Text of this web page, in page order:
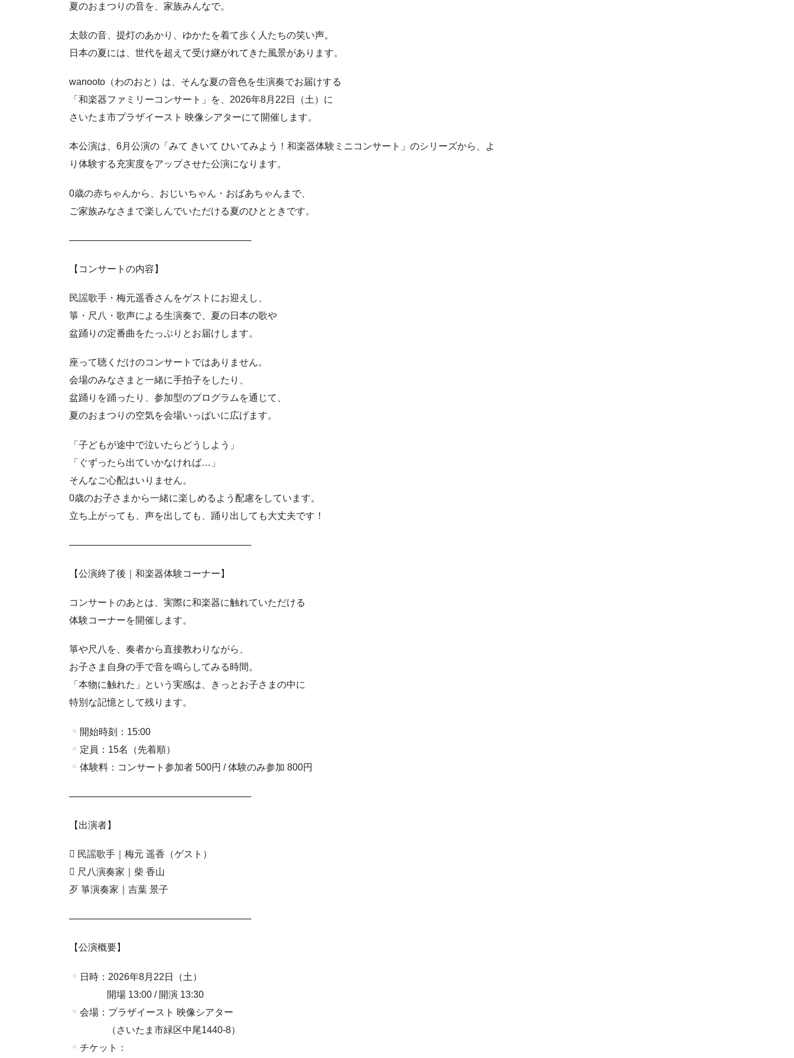
夏のおまつりの音を、家族みんなで。
太鼓の音、提灯のあかり、ゆかたを着て歩く人たちの笑い声。
日本の夏には、世代を超えて受け継がれてきた風景があります。
wanooto（わのおと）は、そんな夏の音色を生演奏でお届けする
「和楽器ファミリーコンサート」を、2026年8月22日（土）に
さいたま市プラザイースト 映像シアターにて開催します。
本公演は、6月公演の「みて きいて ひいてみよう！和楽器体験ミニコンサート」のシリーズから、よ
り体験する充実度をアップさせた公演になります。
0歳の赤ちゃんから、おじいちゃん・おばあちゃんまで、
ご家族みなさまで楽しんでいただける夏のひとときです。
────────────────────────────
【コンサートの内容】
民謡歌手・梅元遥香さんをゲストにお迎えし、
箏・尺八・歌声による生演奏で、夏の日本の歌や
盆踊りの定番曲をたっぷりとお届けします。
座って聴くだけのコンサートではありません。
会場のみなさまと一緒に手拍子をしたり、
盆踊りを踊ったり、参加型のプログラムを通じて、
夏のおまつりの空気を会場いっぱいに広げます。
「子どもが途中で泣いたらどうしよう」
「ぐずったら出ていかなければ…」
そんなご心配はいりません。
0歳のお子さまから一緒に楽しめるよう配慮をしています。
立ち上がっても、声を出しても、踊り出しても大丈夫です！
────────────────────────────
【公演終了後｜和楽器体験コーナー】
コンサートのあとは、実際に和楽器に触れていただける
体験コーナーを開催します。
箏や尺八を、奏者から直接教わりながら、
お子さま自身の手で音を鳴らしてみる時間。
「本物に触れた」という実感は、きっとお子さまの中に
特別な記憶として残ります。
開始時刻：15:00
定員：15名（先着順）
体験料：コンサート参加者 500円 / 体験のみ参加 800円
────────────────────────────
【出演者】
 民謡歌手｜梅元 遥香（ゲスト）
 尺八演奏家｜柴 香山
歹 箏演奏家｜吉葉 景子
────────────────────────────
【公演概要】
日時：2026年8月22日（土）
開場 13:00 / 開演 13:30
会場：プラザイースト 映像シアター
（さいたま市緑区中尾1440-8）
チケット：